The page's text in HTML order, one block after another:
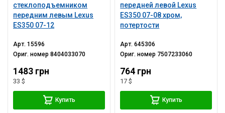
стеклоподъемником
передним левым Lexus
ES350 07-12
Арт.15596
Ориг. номер8404033070
1483 грн
33 $
Купить
передней левой Lexus
ES350 07-08 хром,
потертости
Арт.645306
Ориг. номер 7507233060
764 грн
17 $
Купить